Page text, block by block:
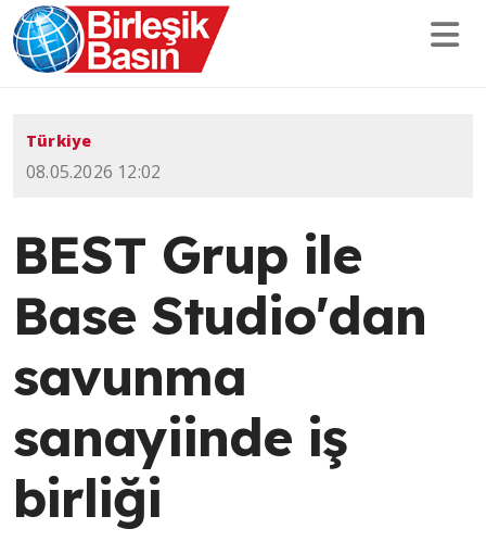
Türkiye
08.05.2026 12:02
BEST Grup ile
Base Studio'dan
savunma
sanayiinde iş
birliği